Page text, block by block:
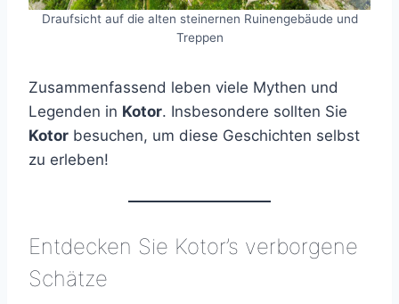
Draufsicht auf die alten steinernen Ruinengebäude und
Treppen
Zusammenfassend leben viele Mythen und
Legenden in Kotor. Insbesondere sollten Sie
Kotor besuchen, um diese Geschichten selbst
zu erleben!
Entdecken Sie Kotor’s verborgene
Schätze